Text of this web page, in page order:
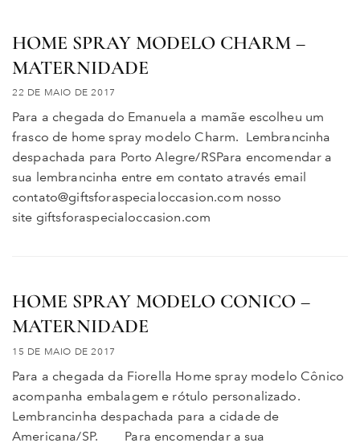
HOME SPRAY MODELO CHARM –
MATERNIDADE
22 DE MAIO DE 2017
Para a chegada do Emanuela a mamãe escolheu um
frasco de home spray modelo Charm. Lembrancinha
despachada para Porto Alegre/RSPara encomendar a
sua lembrancinha entre em contato através email
contato@giftsforaspecialoccasion.com nosso
site giftsforaspecialoccasion.com
HOME SPRAY MODELO CONICO –
MATERNIDADE
15 DE MAIO DE 2017
Para a chegada da Fiorella Home spray modelo Cônico
acompanha embalagem e rótulo personalizado.
Lembrancinha despachada para a cidade de
Americana/SP. Para encomendar a sua